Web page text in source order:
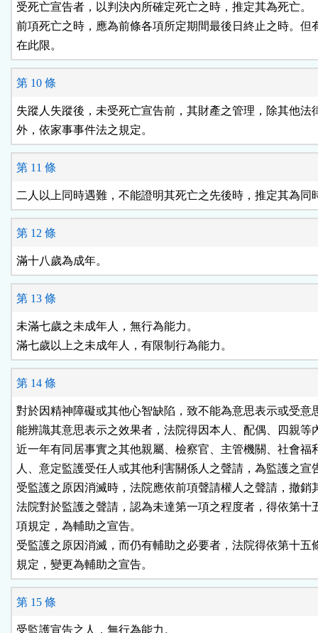
受死亡宣告者，以判決內所確定死亡之時，推定其為死亡。
前項死亡之時，應為前條各項所定期間最後日終止之時。但
在此限。
第 10 條
失蹤人失蹤後，未受死亡宣告前，其財產之管理，除其他法
外，依家事事件法之規定。
第 11 條
二人以上同時遇難，不能證明其死亡之先後時，推定其為同
第 12 條
滿十八歲為成年。
第 13 條
未滿七歲之未成年人，無行為能力。
滿七歲以上之未成年人，有限制行為能力。
第 14 條
對於因精神障礙或其他心智缺陷，致不能為意思表示或受意
能辨識其意思表示之效果者，法院得因本人、配偶、四親等
近一年有同居事實之其他親屬、檢察官、主管機關、社會福
人、意定監護受任人或其他利害關係人之聲請，為監護之宣
受監護之原因消滅時，法院應依前項聲請權人之聲請，撤銷
法院對於監護之聲請，認為未達第一項之程度者，得依第十
項規定，為輔助之宣告。
受監護之原因消滅，而仍有輔助之必要者，法院得依第十五
規定，變更為輔助之宣告。
第 15 條
受監護宣告之人，無行為能力。